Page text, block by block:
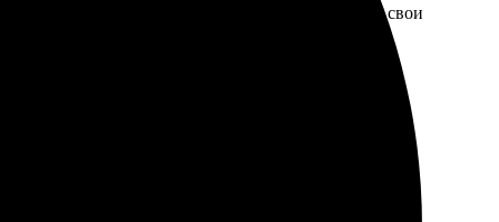
и без заморочек. Через пару дней забрала свои
Рекомендую всем, кто хочет сохранить